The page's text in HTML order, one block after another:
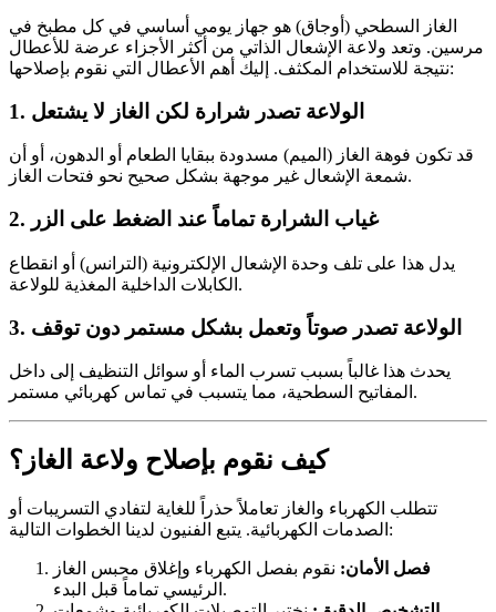
الغاز السطحي (أوجاق) هو جهاز يومي أساسي في كل مطبخ في
مرسين. وتعد ولاعة الإشعال الذاتي من أكثر الأجزاء عرضة للأعطال
نتيجة للاستخدام المكثف. إليك أهم الأعطال التي نقوم بإصلاحها:
1. الولاعة تصدر شرارة لكن الغاز لا يشتعل
قد تكون فوهة الغاز (الميم) مسدودة ببقايا الطعام أو الدهون، أو أن
شمعة الإشعال غير موجهة بشكل صحيح نحو فتحات الغاز.
2. غياب الشرارة تماماً عند الضغط على الزر
يدل هذا على تلف وحدة الإشعال الإلكترونية (الترانس) أو انقطاع
الكابلات الداخلية المغذية للولاعة.
3. الولاعة تصدر صوتاً وتعمل بشكل مستمر دون توقف
يحدث هذا غالباً بسبب تسرب الماء أو سوائل التنظيف إلى داخل
المفاتيح السطحية، مما يتسبب في تماس كهربائي مستمر.
كيف نقوم بإصلاح ولاعة الغاز؟
تتطلب الكهرباء والغاز تعاملاً حذراً للغاية لتفادي التسريبات أو
الصدمات الكهربائية. يتبع الفنيون لدينا الخطوات التالية:
فصل الأمان: نقوم بفصل الكهرباء وإغلاق محبس الغاز
الرئيسي تماماً قبل البدء.